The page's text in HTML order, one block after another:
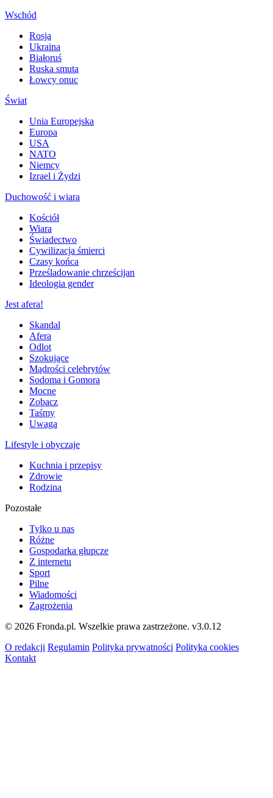
Wschód
Rosja
Ukraina
Białoruś
Ruska smuta
Łowcy onuc
Świat
Unia Europejska
Europa
USA
NATO
Niemcy
Izrael i Żydzi
Duchowość i wiara
Kościół
Wiara
Świadectwo
Cywilizacja śmierci
Czasy końca
Prześladowanie chrześcijan
Ideologia gender
Jest afera!
Skandal
Afera
Odlot
Szokujące
Mądrości celebrytów
Sodoma i Gomora
Mocne
Zobacz
Taśmy
Uwaga
Lifestyle i obyczaje
Kuchnia i przepisy
Zdrowie
Rodzina
Pozostałe
Tylko u nas
Różne
Gospodarka głupcze
Z internetu
Sport
Pilne
Wiadomości
Zagrożenia
© 2026 Fronda.pl. Wszelkie prawa zastrzeżone. v3.0.12
O redakcji Regulamin Polityka prywatności Polityka cookies
Kontakt